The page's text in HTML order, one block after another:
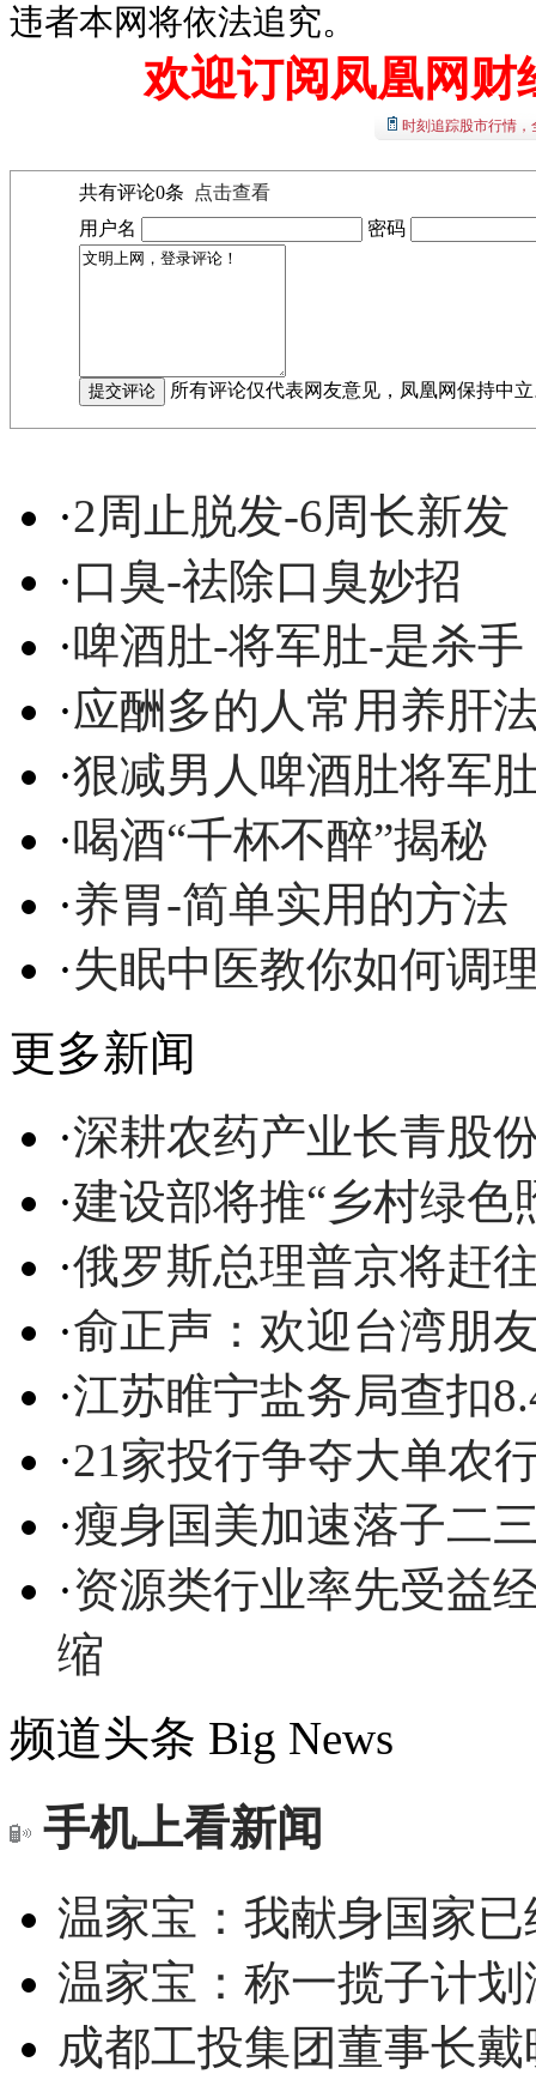
违者本网将依法追究。
欢迎订阅凤凰网财
时刻追踪股市行情
共有评论0条
点击查看
用户名
密码
所有评论仅代表网友意见，凤凰网保持中
·2周止脱发-6周长新发
·口臭-祛除口臭妙招
·啤酒肚-将军肚-是杀手
·应酬多的人常用养肝
·狠减男人啤酒肚将军
·喝酒“千杯不醉”揭秘
·养胃-简单实用的方法
·失眠中医教你如何调
更多新闻
·深耕农药产业长青股
·建设部将推“乡村绿色
·俄罗斯总理普京将赶
·俞正声：欢迎台湾朋
·江苏睢宁盐务局查扣
·21家投行争夺大单农
·瘦身国美加速落子二
·资源类行业率先受益
缩
频道头条 Big News
手机上看新闻
温家宝：我献身国家
温家宝：称一揽子计
成都工投集团董事长